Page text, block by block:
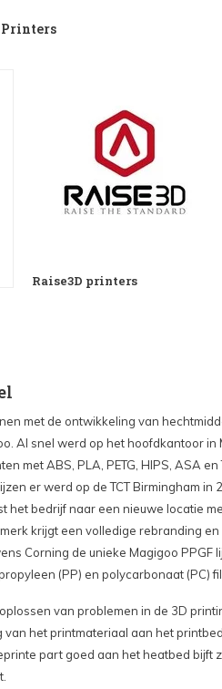
Printers
Raise3D printers
met de ontwikkeling van
Al snel werd op het hoofdkantoor in
met ABS, PLA, PETG, HIPS, ASA en
er werd op de TCT Birmingham in
het bedrijf naar een nieuwe locatie
krijgt een volledige rebranding
Corning de unieke Magigoo PPGF
(PP) en polycarbonaat (PC)
van problemen in de 3D
het printmateriaal aan het
part goed aan het heatbed bijft